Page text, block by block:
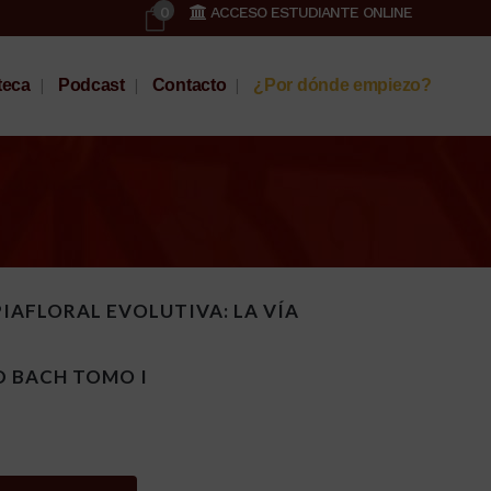
0 ACCESO ESTUDIANTE ONLINE
Podcast Contacto ¿Por dónde empiezo?
EVOLUTIVA: LA VÍA
BACH TOMO I